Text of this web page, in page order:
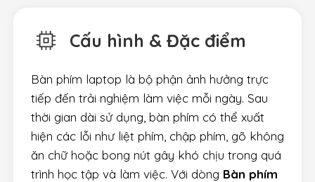
Cấu hình & Đặc điểm
Bàn phím laptop là bộ phận ảnh hưởng trực
tiếp đến trải nghiệm làm việc mỗi ngày. Sau
thời gian dài sử dụng, bàn phím có thể xuất
hiện các lỗi như liệt phím, chập phím, gõ không
ăn chữ hoặc bong nút gây khó chịu trong quá
trình học tập và làm việc. Với dòng Bàn phím